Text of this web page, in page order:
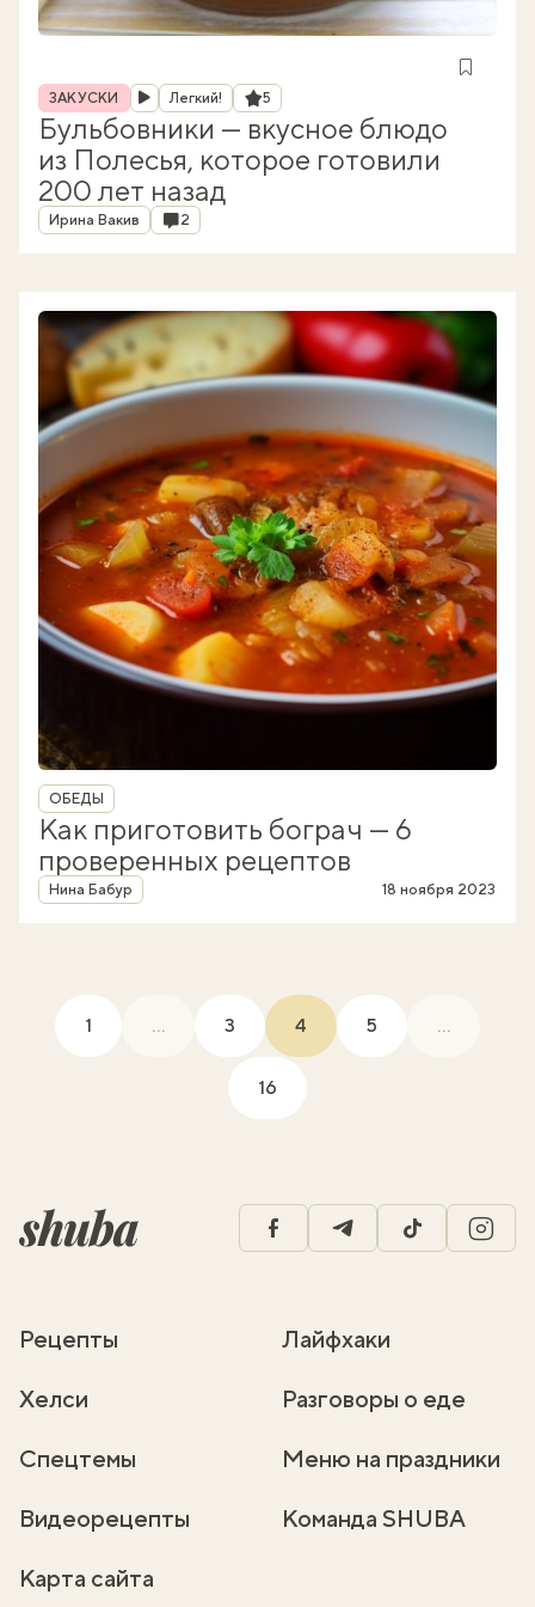
Рубрика
ЗАКУСКИ Легкий! Рейтинг
5
Бульбовники — вкусное блюдо
из Полесья, которое готовили
200 лет назад
Автор
Ирина Вакив Комментарии
2
Рубрика
ОБЕДЫ
Как приготовить бограч — 6
проверенных рецептов
Автор
Нина Бабур 18 ноября 2023
1 ... 3 4(current)
5 ...
16
facebooktelegramtiktok
Рецепты Лайфхаки
Хелси Разговоры о еде
Спецтемы Меню на праздники
Видеорецепты Команда SHUBA
Карта сайта